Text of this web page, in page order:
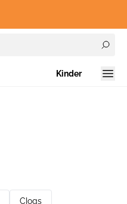
Kinder
Clogs